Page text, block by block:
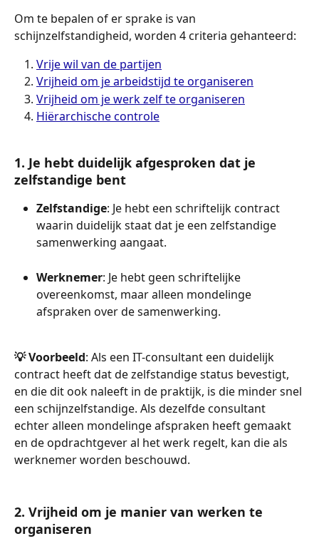
Om te bepalen of er sprake is van
schijnzelfstandigheid, worden 4 criteria gehanteerd:
Vrije wil van de partijen
Vrijheid om je arbeidstijd te organiseren
Vrijheid om je werk zelf te organiseren
Hiërarchische controle
1. Je hebt duidelijk afgesproken dat je
zelfstandige bent
Zelfstandige: Je hebt een schriftelijk contract
waarin duidelijk staat dat je een zelfstandige
samenwerking aangaat.
Werknemer: Je hebt geen schriftelijke
overeenkomst, maar alleen mondelinge
afspraken over de samenwerking.
💡 Voorbeeld: Als een IT-consultant een duidelijk
contract heeft dat de zelfstandige status bevestigt,
en die dit ook naleeft in de praktijk, is die minder snel
een schijnzelfstandige. Als dezelfde consultant
echter alleen mondelinge afspraken heeft gemaakt
en de opdrachtgever al het werk regelt, kan die als
werknemer worden beschouwd.
2. Vrijheid om je manier van werken te
organiseren